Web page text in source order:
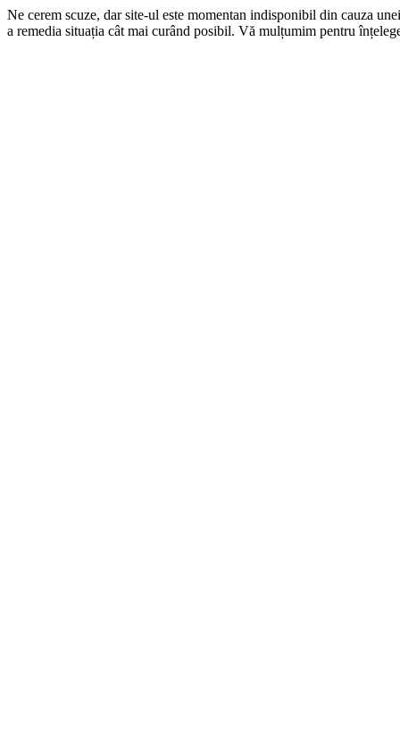
Ne cerem scuze, dar site-ul este momentan indisponibil din cauza
a remedia situația cât mai curând posibil. Vă mulțumim pentru